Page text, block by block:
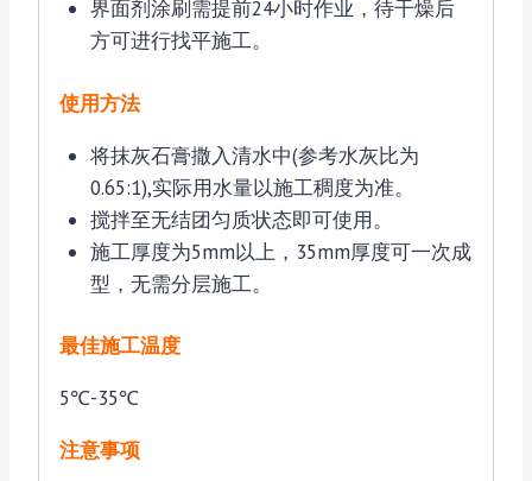
界面剂涂刷需提前24小时作业，待干燥后
方可进行找平施工。
使用方法
将抹灰石膏撒入清水中(参考水灰比为
0.65:1),实际用水量以施工稠度为准。
搅拌至无结团匀质状态即可使用。
施工厚度为5mm以上，35mm厚度可一次成
型，无需分层施工。
最佳施工温度
5℃-35℃
注意事项